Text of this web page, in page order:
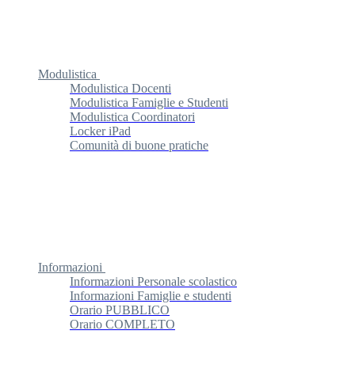
Modulistica
Modulistica Docenti
Modulistica Famiglie e Studenti
Modulistica Coordinatori
Locker iPad
Comunità di buone pratiche
Informazioni
Informazioni Personale scolastico
Informazioni Famiglie e studenti
Orario PUBBLICO
Orario COMPLETO